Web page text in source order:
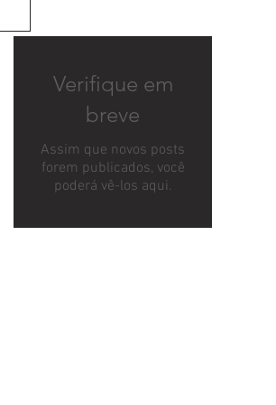
Verifique em
breve
Assim que novos posts
forem publicados, você
poderá vê-los aqui.